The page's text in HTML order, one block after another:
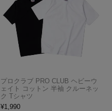
プロクラブ PRO CLUB ヘビーウ
ェイト コットン 半袖 クルーネッ
ク Tシャツ
¥1,990